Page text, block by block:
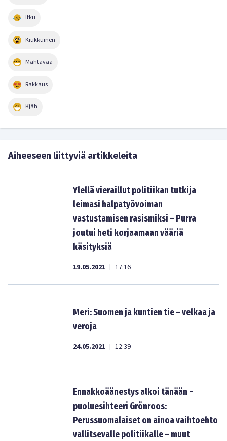
Itku
Kiukkuinen
Mahtavaa
Rakkaus
Kjäh
Aiheeseen liittyviä artikkeleita
Ylellä vieraillut politiikan tutkija
leimasi halpatyövoiman
vastustamisen rasismiksi – Purra
joutui heti korjaamaan vääriä
käsityksiä
19.05.2021 | 17:16
Meri: Suomen ja kuntien tie – velkaa ja
veroja
24.05.2021 | 12:39
Ennakkoäänestys alkoi tänään –
puoluesihteeri Grönroos:
Perussuomalaiset on ainoa vaihtoehto
vallitsevalle politiikalle – muut